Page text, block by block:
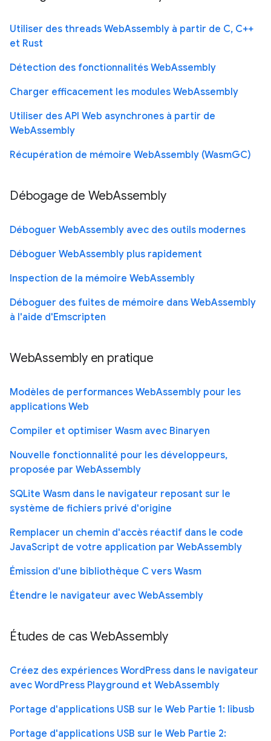
Utiliser des threads WebAssembly à partir de C, C++
et Rust
Détection des fonctionnalités WebAssembly
Charger efficacement les modules WebAssembly
Utiliser des API Web asynchrones à partir de
WebAssembly
Récupération de mémoire WebAssembly (WasmGC)
Débogage de WebAssembly
Déboguer WebAssembly avec des outils modernes
Déboguer WebAssembly plus rapidement
Inspection de la mémoire WebAssembly
Déboguer des fuites de mémoire dans WebAssembly
à l'aide d'Emscripten
WebAssembly en pratique
Modèles de performances WebAssembly pour les
applications Web
Compiler et optimiser Wasm avec Binaryen
Nouvelle fonctionnalité pour les développeurs,
proposée par WebAssembly
SQLite Wasm dans le navigateur reposant sur le
système de fichiers privé d'origine
Remplacer un chemin d'accès réactif dans le code
JavaScript de votre application par WebAssembly
Émission d'une bibliothèque C vers Wasm
Étendre le navigateur avec WebAssembly
Études de cas WebAssembly
Créez des expériences WordPress dans le navigateur
avec WordPress Playground et WebAssembly
Portage d'applications USB sur le Web Partie 1: libusb
Portage d'applications USB sur le Web Partie 2: